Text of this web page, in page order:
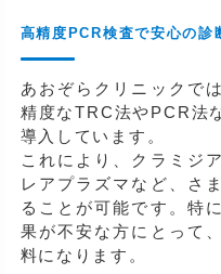
高精度PCR検査で安心の診
あおぞらクリニックで
精度なTRC法やPCR法
導入しています。
これにより、クラミジ
レアプラズマなど、さ
ることが可能です。特
果が不安な方にとって
料になります。